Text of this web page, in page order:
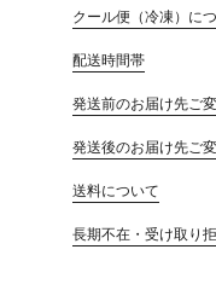
クール便（冷凍）に
配送時間帯
発送前のお届け先ご
発送後のお届け先ご
送料について
長期不在・受け取り